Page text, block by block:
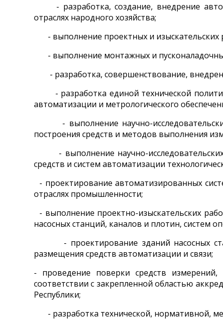
- разработка, создание, внедрение
отраслях народного хозяйства;
- выполнение проектных и изыскательских
- выполнение монтажных и
- разработка, совершенствование,
- разработка единой технической
автоматизации и метрологического
- выполнение научно-исследовательских
построения средств и методов выполнения
- выполнение научно-исследовательских
средств и систем автоматизации
- проектирование автоматизированных
отраслях промышленности;
- выполнение проектно-изыскательских
насосных станций, каналов и плотин, систем
- проектирование зданий насосных
размещения средств автоматизации и связи;
- проведение поверки средств
соответствии с закрепленной областью
Республики;
- разработка технической, нормативной,